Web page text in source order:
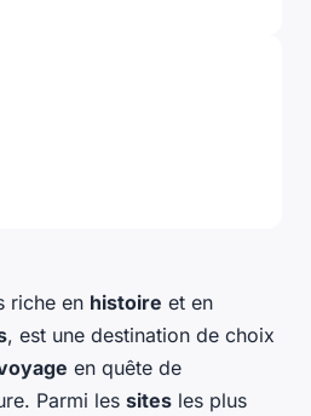
riche en histoire et en
, est une destination de choix
en quête de
Parmi les sites les plus